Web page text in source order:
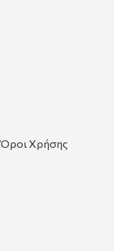
Όροι Χρήσης